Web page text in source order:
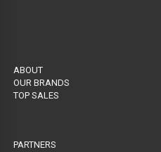
ABOUT
OUR BRANDS
TOP SALES
PARTNERS